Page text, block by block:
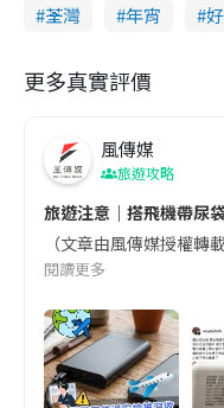
荃灣
年宵
更多真實評價
風傳媒
旅遊攻略
旅遊注意｜搭飛機帶尿
（文章由風傳媒授權
閱讀更多